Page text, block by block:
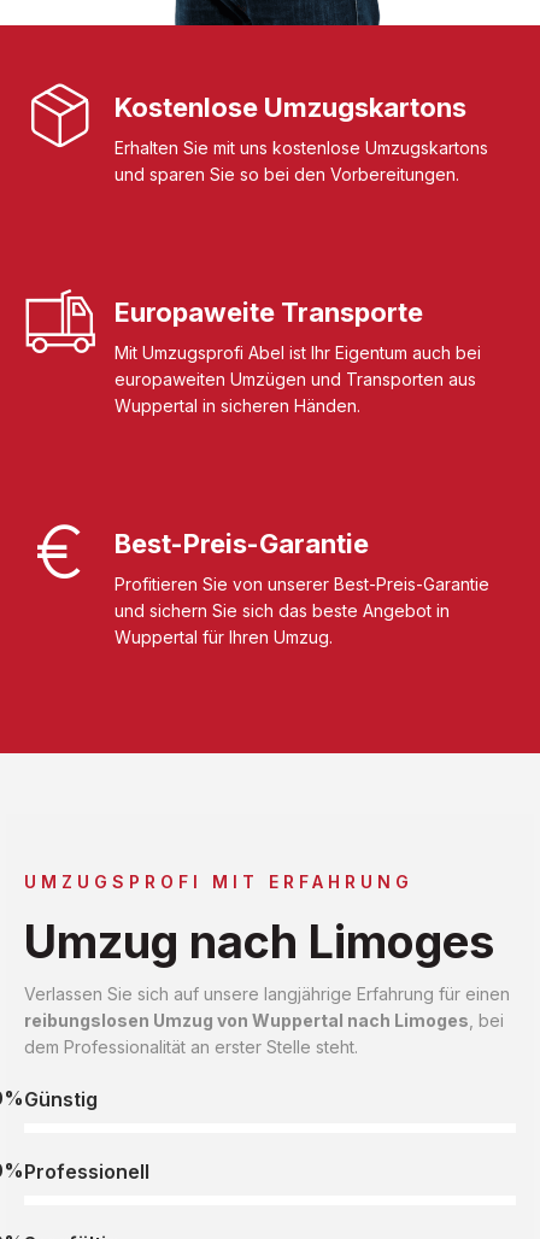
Kostenlose Umzugskartons
Erhalten Sie mit uns kostenlose Umzugskartons
und sparen Sie so bei den Vorbereitungen.
Europaweite Transporte
Mit Umzugsprofi Abel ist Ihr Eigentum auch bei
europaweiten Umzügen und Transporten aus
Wuppertal in sicheren Händen.
Best-Preis-Garantie
Profitieren Sie von unserer Best-Preis-Garantie
und sichern Sie sich das beste Angebot in
Wuppertal für Ihren Umzug.
UMZUGSPROFI MIT ERFAHRUNG
Umzug nach Limoges
Verlassen Sie sich auf unsere langjährige Erfahrung für einen
reibungslosen Umzug von Wuppertal nach Limoges , bei
dem Professionalität an erster Stelle steht.
Günstig
Professionell